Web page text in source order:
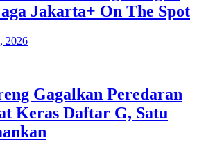
Jakarta+ On The Spot
2026
Gagalkan Peredaran
Keras Daftar G, Satu